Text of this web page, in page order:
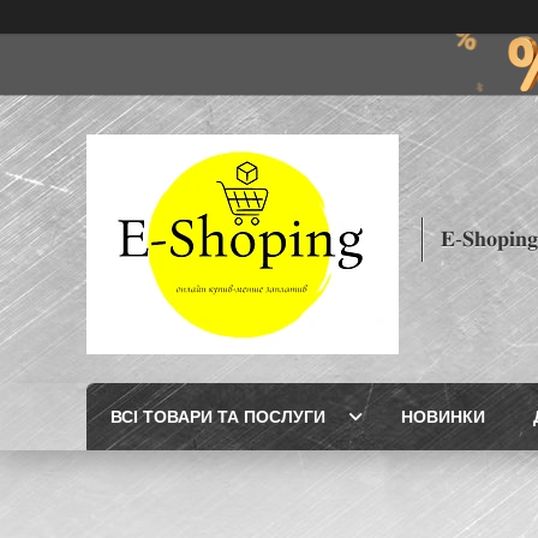
𝐄-𝐒𝐡𝐨𝐩𝐢𝐧𝐠
ВСІ ТОВАРИ ТА ПОСЛУГИ НОВИНКИ